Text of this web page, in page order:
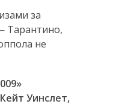
за
Тарантино,
не
Уинслет,